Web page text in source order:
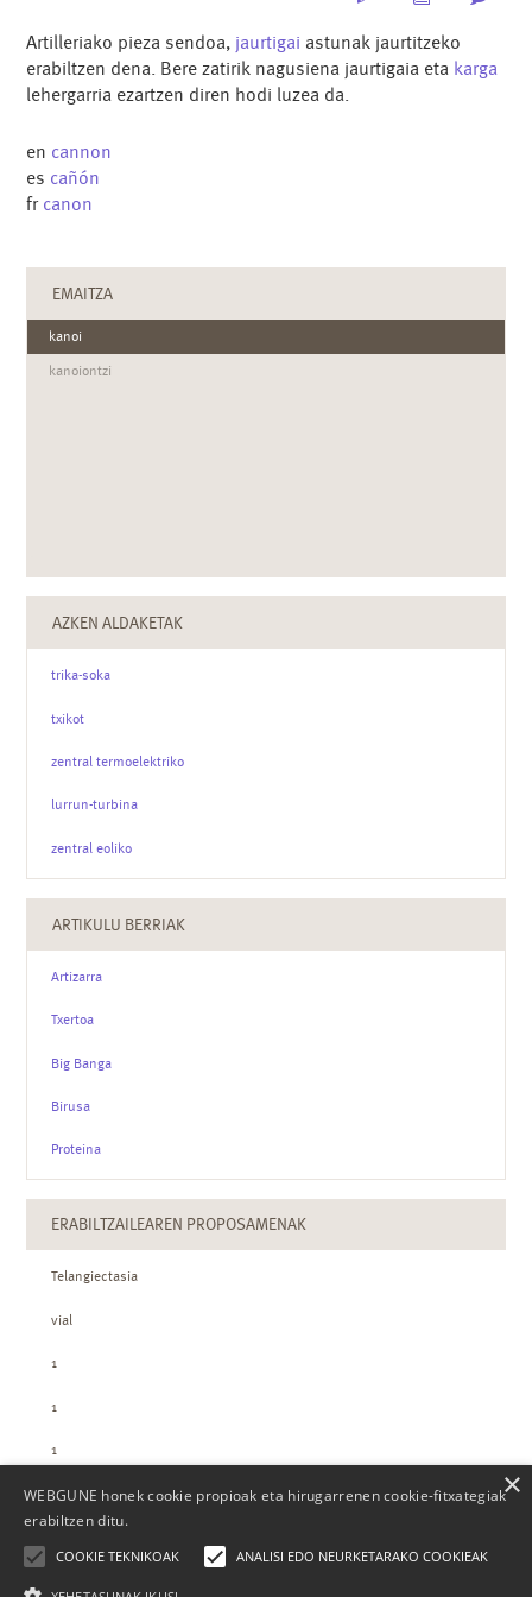
Artilleriako pieza sendoa, jaurtigai astunak jaurtitzeko
erabiltzen dena. Bere zatirik nagusiena jaurtigaia eta karga
lehergarria ezartzen diren hodi luzea da.
en cannon
es cañón
fr canon
EMAITZA
kanoi
kanoiontzi
AZKEN ALDAKETAK
trika-soka
txikot
zentral termoelektriko
lurrun-turbina
zentral eoliko
ARTIKULU BERRIAK
Artizarra
Txertoa
Big Banga
Birusa
Proteina
ERABILTZAILEAREN PROPOSAMENAK
Telangiectasia
vial
1
1
1
ZTH-REN KOPURUAK
WEBGUNE honek cookie propioak eta hirugarrenen cookie-fitxategiak
erabiltzen ditu.
COOKIE TEKNIKOAK ANALISI EDO NEURKETARAKO COOKIEAK
×